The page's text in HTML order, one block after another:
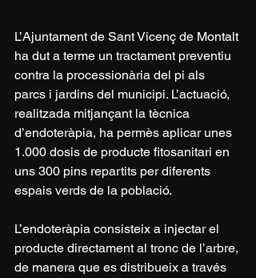
L’Ajuntament de Sant Vicenç de Montalt
ha dut a terme un tractament preventiu
contra la processionària del pi als
parcs i jardins del municipi. L’actuació,
realitzada mitjançant la tècnica
d’endoteràpia, ha permès aplicar unes
1.000 dosis de producte fitosanitari en
uns 300 pins repartits per diferents
espais verds de la població.
L’endoteràpia consisteix a injectar el
producte directament al tronc de l’arbre,
de manera que es distribueix a través